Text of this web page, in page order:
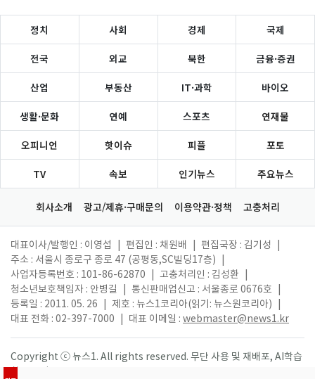
정치 사회 경제 국제
전국 외교 북한 금융·증권
산업 부동산 IT·과학 바이오
생활·문화 연예 스포츠 연재물
오피니언 핫이슈 피플 포토
TV 속보 인기뉴스 주요뉴스
회사소개 광고/제휴·구매문의 이용약관·정책 고충처리
대표이사/발행인 : 이영섭 편집인 : 채원배 편집국장 : 김기성
주소 : 서울시 종로구 종로 47 (공평동,SC빌딩17층)
사업자등록번호 : 101-86-62870
고충처리인 : 김성환
청소년보호책임자 : 안병길
통신판매업신고 : 서울종로 0676호
등록일 : 2011. 05. 26
제호 : 뉴스1코리아(읽기: 뉴스원코리아)
대표 전화 : 02-397-7000
대표 이메일 : webmaster@news1.kr
Copyright ⓒ 뉴스1. All rights reserved. 무단 사용 및 재배포, AI학습
활용 금지.